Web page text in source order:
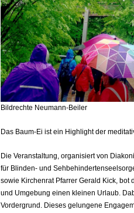
Bildrechte Neumann-Beiler
Das Baum-Ei ist ein Highlight der
Die Veranstaltung, organisiert von
für Blinden- und
sowie Kirchenrat Pfarrer Gerald Kick,
und Umgebung einen kleinen Urlaub.
Vordergrund. Dieses gelungene